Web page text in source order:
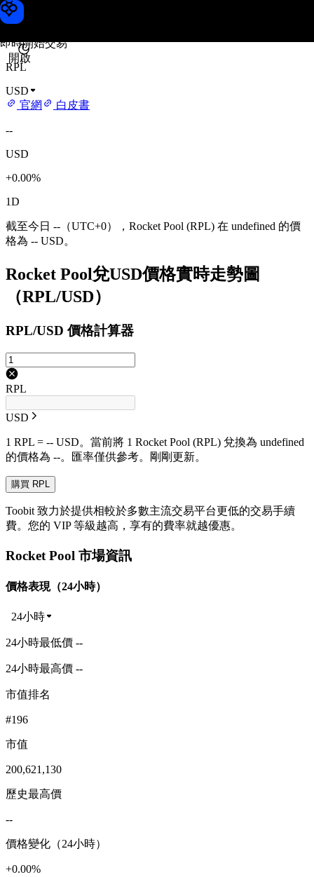
即時開始交易
開啟
Rocket Pool 價格
RPL
USD
官網
白皮書
--
USD
+0.00%
1D
截至今日 --（UTC+0），Rocket Pool (RPL) 在 undefined 的價
格為 -- USD。
Rocket Pool兌USD價格實時走勢圖
（RPL/USD）
RPL/USD 價格計算器
RPL
USD
1 RPL = -- USD。當前將 1 Rocket Pool (RPL) 兌換為 undefined
的價格為 --。匯率僅供參考。剛剛更新。
購買 RPL
Toobit 致力於提供相較於多數主流交易平台更低的交易手續
費。您的 VIP 等級越高，享有的費率就越優惠。
Rocket Pool 市場資訊
價格表現（24小時）
24小時
24小時最低價 --
24小時最高價 --
市值排名
#196
市值
200,621,130
歷史最高價
--
價格變化（24小時）
+0.00%